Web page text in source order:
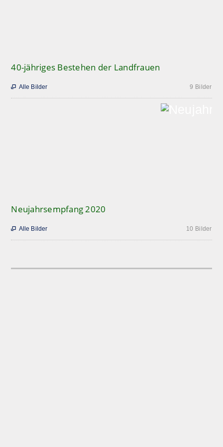
40-jähriges Bestehen der Landfrauen
9 Bilder
 Alle Bilder
Neujahrsempfang 2020
10 Bilder
 Alle Bilder